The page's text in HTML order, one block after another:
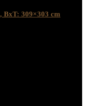
BxT: 309×303 cm